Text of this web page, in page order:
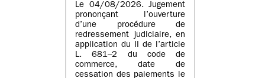
Le 04/08/2026. Jugement
prononçant l’ouverture
d’une procédure de
redressement judiciaire, en
application du II de l’article
L. 681–2 du code de
commerce, date de
cessation des paiements le